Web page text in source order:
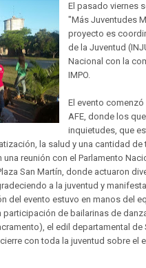
El pasado viernes
"Más Juventudes
proyecto es
de la Juventud
Nacional con la
IMPO.
El evento
AFE, donde los
inquietudes, que
la salud y una cantidad de
reunión con el Parlamento
San Martín, donde actuaron
a la juventud y
del evento estuvo en manos del
de bailarinas de
el edil departamental de
con toda la juventud sobre el